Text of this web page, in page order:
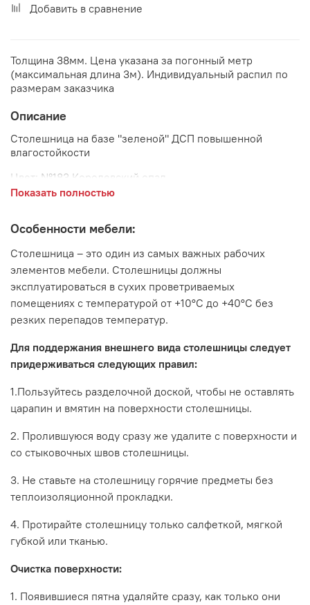
Добавить в сравнение
Толщина 38мм. Цена указана за погонный метр
(максимальная длина 3м). Индивидуальный распил по
размерам заказчика
Описание
Столешница на базе "зеленой" ДСП повышенной
влагостойкости
Цвет: №183 Королевский опал
Основа: ДСП повышенной влагостойкости
Облицовка: пластик
Толщина: 38 мм
Ширина: 600 мм
Максимальная длина: 3000 мм
Радиус завала: R9
Внимание:цена указана за погонный метр
Показать полностью
Особенности мебели:
Столешница – это один из самых важных рабочих
элементов мебели. Столешницы должны
эксплуатироваться в сухих проветриваемых
помещениях с температурой от +10°С до +40°С без
резких перепадов температур.
Для поддержания внешнего вида столешницы следует
придерживаться следующих правил:
1.Пользуйтесь разделочной доской, чтобы не оставлять
царапин и вмятин на поверхности столешницы.
2. Пролившуюся воду сразу же удалите с поверхности и
со стыковочных швов столешницы.
3. Не ставьте на столешницу горячие предметы без
теплоизоляционной прокладки.
4. Протирайте столешницу только салфеткой, мягкой
губкой или тканью.
Очистка поверхности:
1. Появившиеся пятна удаляйте сразу, как только они